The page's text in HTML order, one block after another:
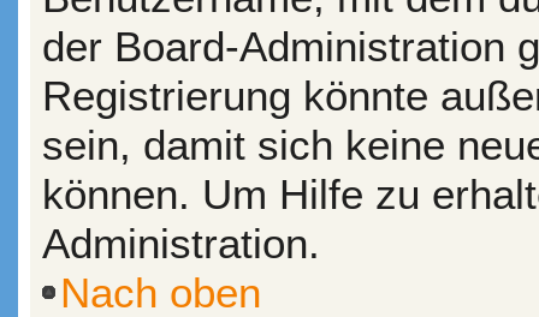
der Board-Administration
Registrierung könnte
sein, damit sich keine
können. Um Hilfe zu
Administration.
Nach oben